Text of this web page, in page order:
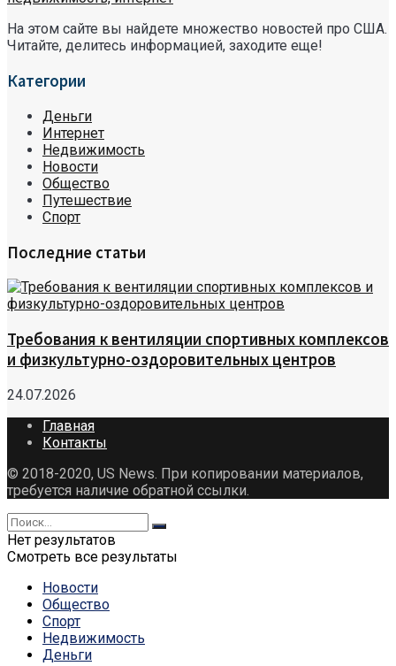
На этом сайте вы найдете множество новостей про США.
Читайте, делитесь информацией, заходите еще!
Категории
Деньги
Интернет
Недвижимость
Новости
Общество
Путешествие
Спорт
Последние статьи
Требования к вентиляции спортивных комплексов
и физкультурно-оздоровительных центров
24.07.2026
Главная
Контакты
© 2018-2020, US News. При копировании материалов,
требуется наличие обратной ссылки.
Нет результатов
Смотреть все результаты
Новости
Общество
Спорт
Недвижимость
Деньги